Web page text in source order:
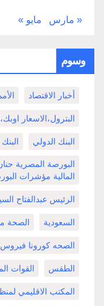
« مارس مايو »
وسوم
أخبار الاقتصاد
البترول،الاسعار
البنك الدولي
البورصة المصرية
المالية مؤشرات
الرئيس عبدالفتاح
السعودية الصحة
الصحه كورونا فيروس
الطقس القوات
المكتب الاقليمي